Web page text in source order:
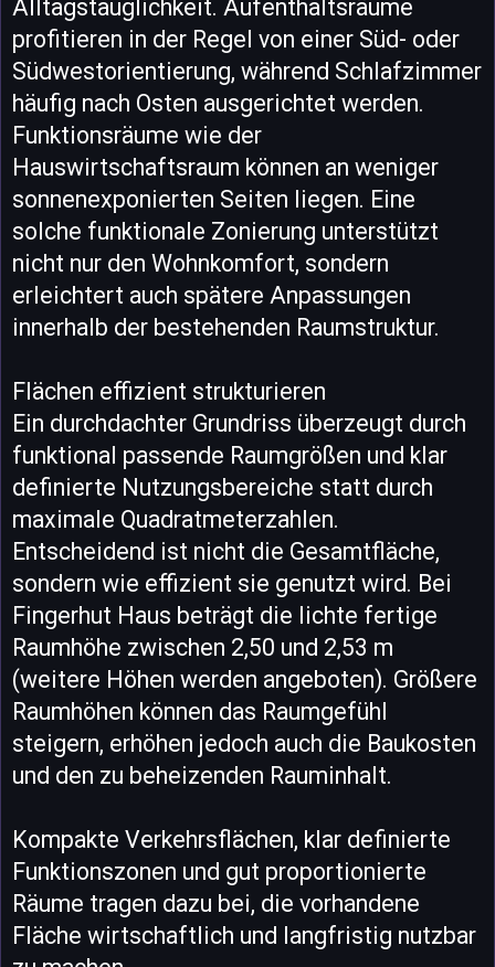
Alltagstauglichkeit. Aufenthaltsräume
profitieren in der Regel von einer Süd- oder
Südwestorientierung, während Schlafzimmer
häufig nach Osten ausgerichtet werden.
Funktionsräume wie der
Hauswirtschaftsraum können an weniger
sonnenexponierten Seiten liegen. Eine
solche funktionale Zonierung unterstützt
nicht nur den Wohnkomfort, sondern
erleichtert auch spätere Anpassungen
innerhalb der bestehenden Raumstruktur.
Flächen effizient strukturieren
Ein durchdachter Grundriss überzeugt durch
funktional passende Raumgrößen und klar
definierte Nutzungsbereiche statt durch
maximale Quadratmeterzahlen.
Entscheidend ist nicht die Gesamtfläche,
sondern wie effizient sie genutzt wird. Bei
Fingerhut Haus beträgt die lichte fertige
Raumhöhe zwischen 2,50 und 2,53 m
(weitere Höhen werden angeboten). Größere
Raumhöhen können das Raumgefühl
steigern, erhöhen jedoch auch die Baukosten
und den zu beheizenden Rauminhalt.
Kompakte Verkehrsflächen, klar definierte
Funktionszonen und gut proportionierte
Räume tragen dazu bei, die vorhandene
Fläche wirtschaftlich und langfristig nutzbar